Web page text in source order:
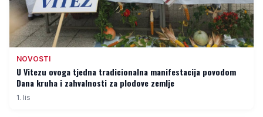
NOVOSTI
U Vitezu ovoga tjedna tradicionalna manifestacija povodom
Dana kruha i zahvalnosti za plodove zemlje
1. lis